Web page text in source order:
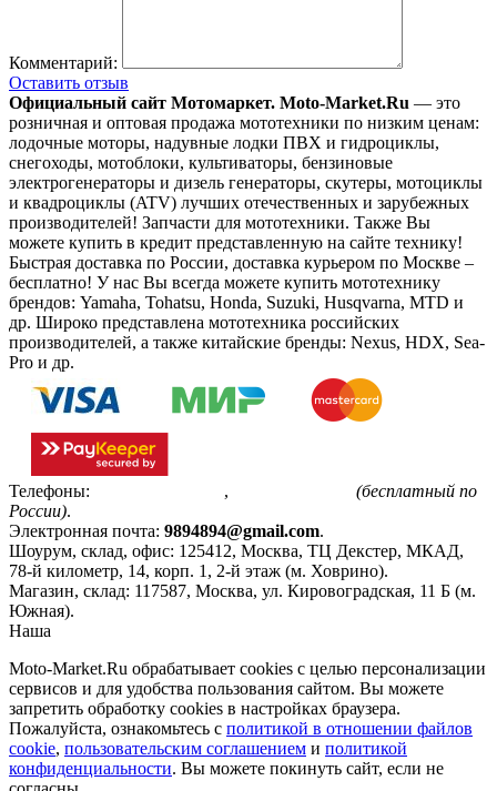
Комментарий:
Оставить отзыв
Официальный сайт Мотомаркет. Moto-Market.Ru — это
розничная и оптовая продажа мототехники по низким ценам:
лодочные моторы, надувные лодки ПВХ и гидроциклы,
снегоходы, мотоблоки, культиваторы, бензиновые
электрогенераторы и дизель генераторы, скутеры, мотоциклы
и квадроциклы (ATV) лучших отечественных и зарубежных
производителей! Запчасти для мототехники. Также Вы
можете купить в кредит представленную на сайте технику!
Быстрая доставка по России, доставка курьером по Москве –
бесплатно! У нас Вы всегда можете купить мототехнику
брендов: Yamaha, Tohatsu, Honda, Suzuki, Husqvarna, MTD и
др. Широко представлена мототехника российских
производителей, а также китайские бренды: Nexus, HDX, Sea-
Pro и др.
Телефоны: ,
(бесплатный по
России).
Электронная почта: 9894894@gmail.com.
Шоурум, склад, офис: 125412, Москва, ТЦ Декстер, МКАД,
78-й километр, 14, корп. 1, 2-й этаж (м. Ховрино).
Магазин, склад: 117587, Москва, ул. Кировоградская, 11 Б (м.
Южная).
Наша
Moto-Market.Ru обрабатывает сookies с целью персонализации
сервисов и для удобства пользования сайтом. Вы можете
запретить обработку сookies в настройках браузера.
Пожалуйста, ознакомьтесь с политикой в отношении файлов
cookie, пользовательским соглашением и политикой
конфиденциальности. Вы можете покинуть сайт, если не